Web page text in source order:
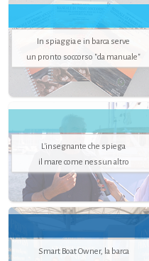
In spiaggia e in barca serve
un pronto soccorso "da manuale"
L'insegnante che spiega
il mare come nessun altro
Smart Boat Owner, la barca